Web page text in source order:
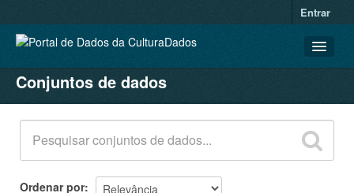
Entrar
CONJUNTOS DE DADOS
ORGANIZAÇÕES
GRUPOS
SOBRE
Conjuntos de dados
Ordenar por